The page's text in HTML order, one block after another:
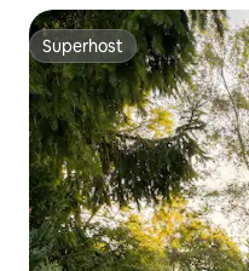
Superhost
Superhost